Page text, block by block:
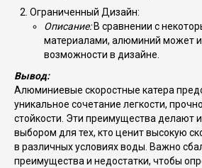
Ограниченный Дизайн:
Описание:В сравнении с
материалами, алюминий может
возможности в дизайне.
Вывод:
Алюминиевые скоростные катера
уникальное сочетание легкости,
стойкости. Эти преимущества делают
выбором для тех, кто ценит высокую
в различных условиях воды. Важно
преимущества и недостатки, чтобы